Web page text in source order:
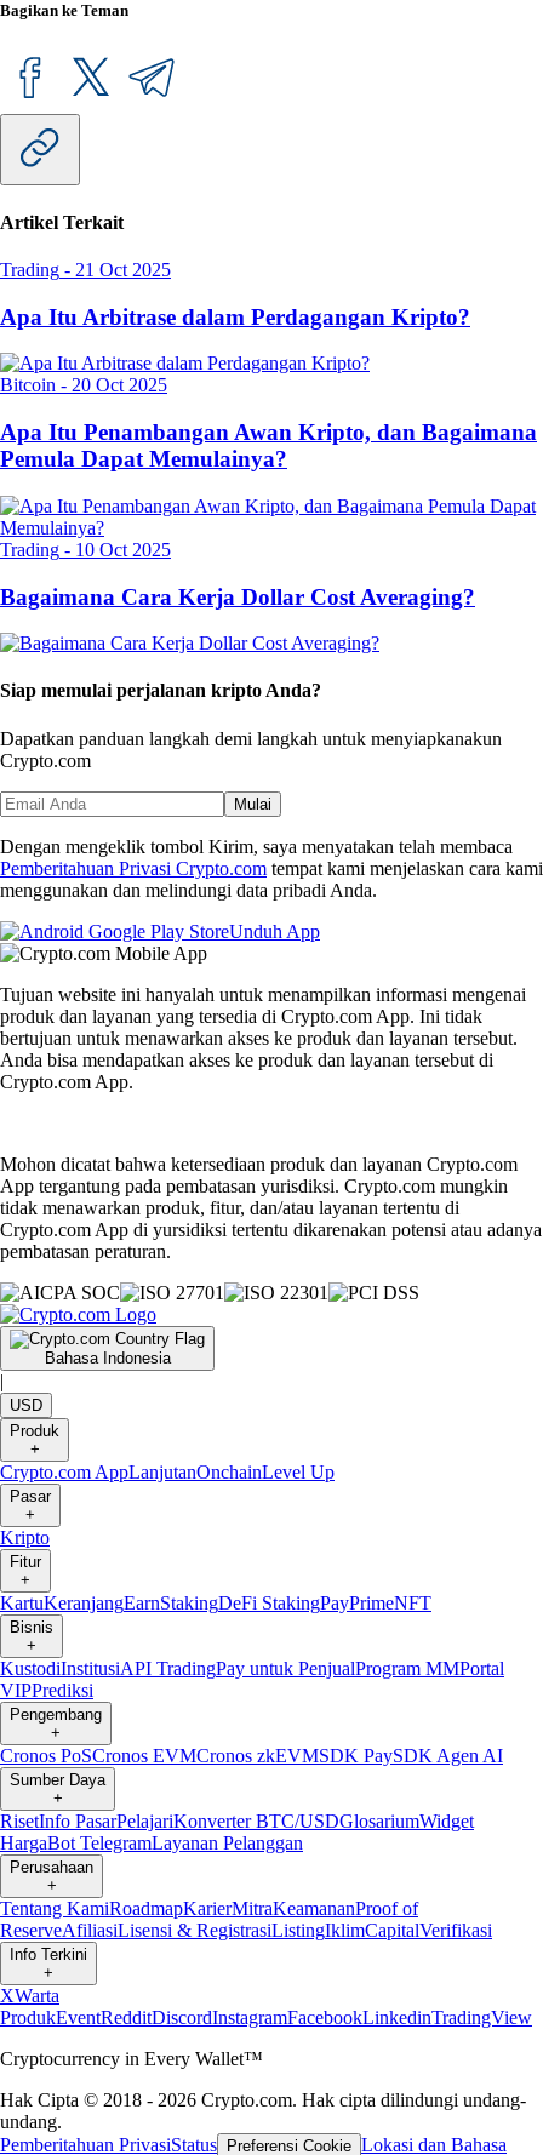
Bagikan ke Teman
Artikel Terkait
Trading - 21 Oct 2025
Apa Itu Arbitrase dalam Perdagangan Kripto?
Bitcoin - 20 Oct 2025
Apa Itu Penambangan Awan Kripto, dan Bagaimana
Pemula Dapat Memulainya?
Trading - 10 Oct 2025
Bagaimana Cara Kerja Dollar Cost Averaging?
Siap memulai perjalanan kripto Anda?
Dapatkan panduan langkah demi langkah untuk menyiapkanakun
Crypto.com
Mulai
Dengan mengeklik tombol Kirim, saya menyatakan telah membaca
Pemberitahuan Privasi Crypto.com tempat kami menjelaskan cara kami
menggunakan dan melindungi data pribadi Anda.
Unduh App
Tujuan website ini hanyalah untuk menampilkan informasi mengenai
produk dan layanan yang tersedia di Crypto.com App. Ini tidak
bertujuan untuk menawarkan akses ke produk dan layanan tersebut.
Anda bisa mendapatkan akses ke produk dan layanan tersebut di
Crypto.com App.
Mohon dicatat bahwa ketersediaan produk dan layanan Crypto.com
App tergantung pada pembatasan yurisdiksi. Crypto.com mungkin
tidak menawarkan produk, fitur, dan/atau layanan tertentu di
Crypto.com App di yursidiksi tertentu dikarenakan potensi atau adanya
pembatasan peraturan.
Bahasa Indonesia
|
USD
Produk
+
Crypto.com AppLanjutanOnchainLevel Up
Pasar
+
Kripto
Fitur
+
KartuKeranjangEarnStakingDeFi StakingPayPrimeNFT
Bisnis
+
KustodiInstitusiAPI TradingPay untuk PenjualProgram MMPortal
VIPPrediksi
Pengembang
+
Cronos PoSCronos EVMCronos zkEVMSDK PaySDK Agen AI
Sumber Daya
+
RisetInfo PasarPelajariKonverter BTC/USDGlosariumWidget
HargaBot TelegramLayanan Pelanggan
Perusahaan
+
Tentang KamiRoadmapKarierMitraKeamananProof of
ReserveAfiliasiLisensi & RegistrasiListingIklimCapitalVerifikasi
Info Terkini
+
XWarta
ProdukEventRedditDiscordInstagramFacebookLinkedinTradingView
Cryptocurrency in Every Wallet™
Hak Cipta © 2018 - 2026 Crypto.com. Hak cipta dilindungi undang-
undang.
Pemberitahuan PrivasiStatus Preferensi Cookie Lokasi dan Bahasa